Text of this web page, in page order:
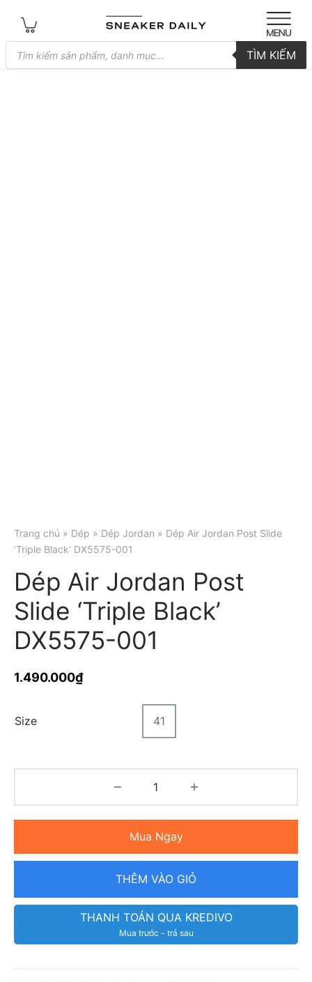
Tìm
kiếm
sản
TÌM KIẾM
Trang chủ » Dép » Dép Jordan » Dép Air Jordan Post Slide
‘Triple Black’ DX5575-001
Dép Air Jordan Post
Slide ‘Triple Black’
DX5575-001
1.490.000₫
Size 41
Mua Ngay
THÊM VÀO GIỎ
THANH TOÁN QUA KREDIVO
Mua trước - trả sau